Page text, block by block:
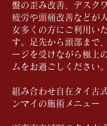
盤の歪み改善、デスク
疲労や頭痛改善などが
女多くの方にご利用い
す。足先から頭部まで
ージを受けながら極上
ムをお過ごしください。
組み合わせ自在タイ古
ンマイの施術メニュー